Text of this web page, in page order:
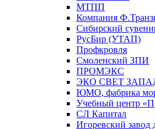
МТПП
Компания
Сибирский
РусБир (УТАП)
Профкровля
Смоленский ЗПИ
ПРОМЭКС
ЭКО СВЕТ
ЮМО, фабрика
Учебный центр
СЛ Капитал
Игоревский завод